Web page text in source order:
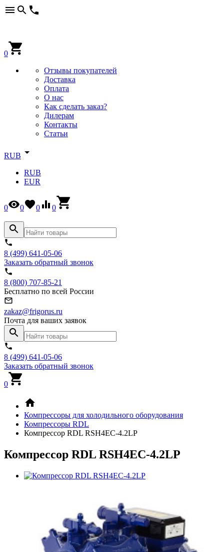
0
Отзывы покупателей
Доставка
Оплата
О нас
Как сделать заказ?
Дилерам
Контакты
Статьи
RUB
RUB
EUR
0 0 0 0
8 (499) 641-05-06
Заказать обратный звонок
8 (800) 707-85-21
Бесплатно по всей России
zakaz@frigorus.ru
Почта для ваших заявок
8 (499) 641-05-06
Заказать обратный звонок
0
Компрессоры для холодильного оборудования
Компрессоры RDL
Компрессор RDL RSH4EC-4.2LP
Компрессор RDL RSH4EC-4.2LP